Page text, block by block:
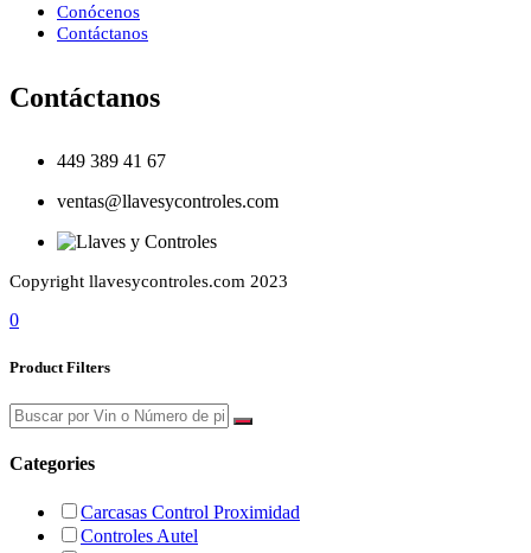
Conócenos
Contáctanos
Contáctanos
449 389 41 67
ventas@llavesycontroles.com
Copyright llavesycontroles.com 2023
0
Product Filters
Categories
Carcasas Control Proximidad
Controles Autel